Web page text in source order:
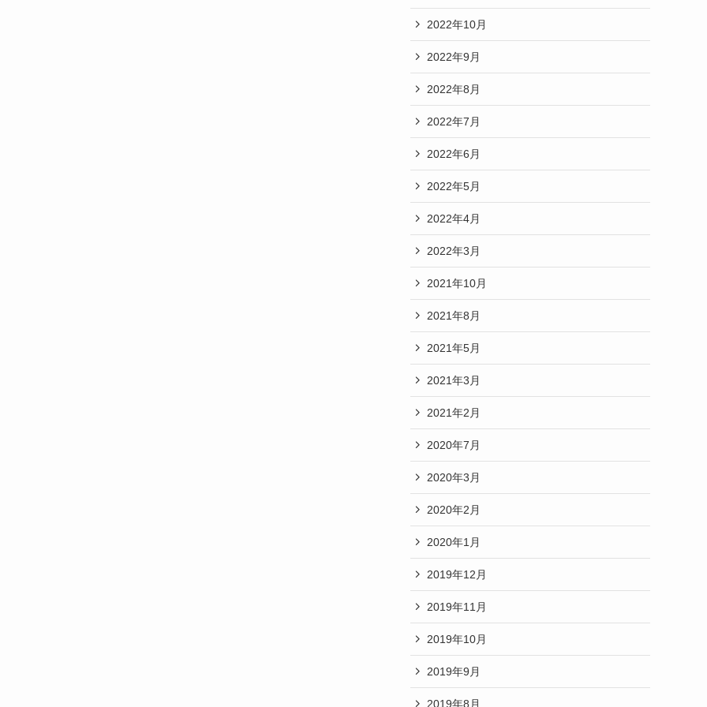
2022年10月
2022年9月
2022年8月
2022年7月
2022年6月
2022年5月
2022年4月
2022年3月
2021年10月
2021年8月
2021年5月
2021年3月
2021年2月
2020年7月
2020年3月
2020年2月
2020年1月
2019年12月
2019年11月
2019年10月
2019年9月
2019年8月